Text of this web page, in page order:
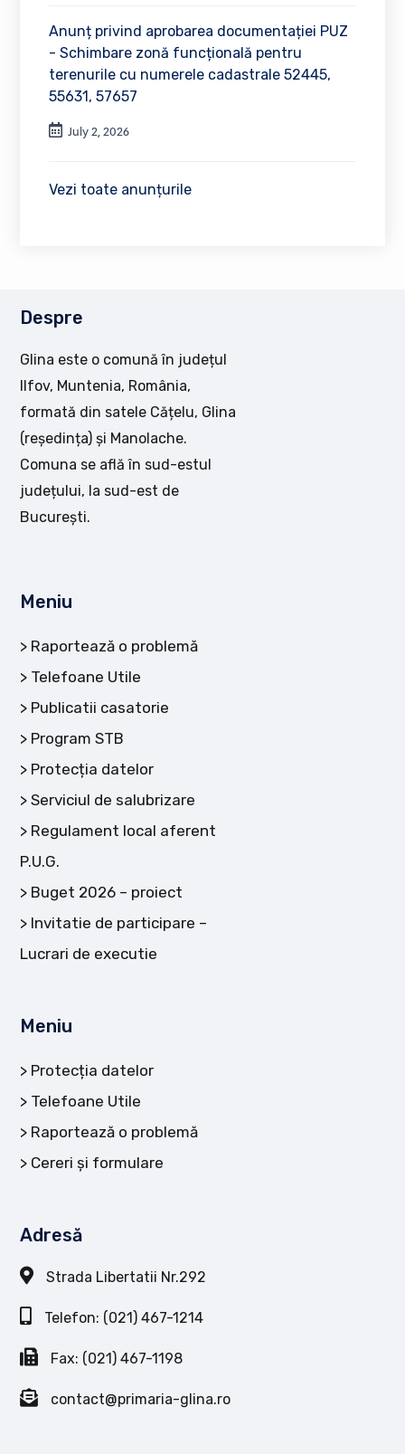
Anunț privind aprobarea documentației PUZ
- Schimbare zonă funcțională pentru
terenurile cu numerele cadastrale 52445,
55631, 57657
July 2, 2026
Vezi toate anunțurile
Despre
Glina este o comună în județul
Ilfov, Muntenia, România,
formată din satele Cățelu, Glina
(reședința) și Manolache.
Comuna se află în sud-estul
județului, la sud-est de
București.
Meniu
Raportează o problemă
Telefoane Utile
Publicatii casatorie
Program STB
Protecția datelor
Serviciul de salubrizare
Regulament local aferent
P.U.G.
Buget 2026 – proiect
Invitatie de participare –
Lucrari de executie
Meniu
Protecția datelor
Telefoane Utile
Raportează o problemă
Cereri și formulare
Adresă
Strada Libertatii Nr.292
Telefon: (021) 467-1214
Fax: (021) 467-1198
contact@primaria-glina.ro